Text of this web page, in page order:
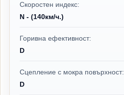
Скоростен индекс:
N - (140км/ч.)
Горивна ефективност:
D
Сцепление с мокра повърхност:
D